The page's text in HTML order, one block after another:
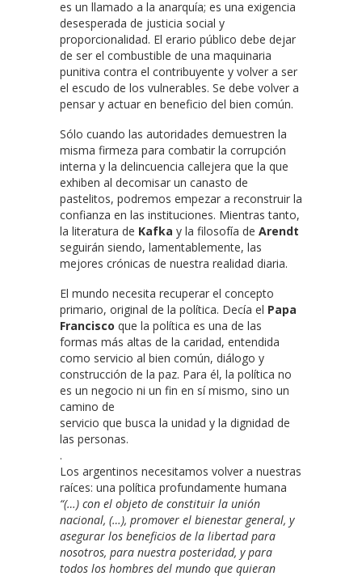
es un llamado a la anarquía; es una exigencia
desesperada de justicia social y
proporcionalidad. El erario público debe dejar
de ser el combustible de una maquinaria
punitiva contra el contribuyente y volver a ser
el escudo de los vulnerables. Se debe volver a
pensar y actuar en beneficio del bien común.
Sólo cuando las autoridades demuestren la
misma firmeza para combatir la corrupción
interna y la delincuencia callejera que la que
exhiben al decomisar un canasto de
pastelitos, podremos empezar a reconstruir la
confianza en las instituciones. Mientras tanto,
la literatura de Kafka y la filosofía de Arendt
seguirán siendo, lamentablemente, las
mejores crónicas de nuestra realidad diaria.
El mundo necesita recuperar el concepto
primario, original de la política. Decía el Papa
Francisco que la política es una de las
formas más altas de la caridad, entendida
como servicio al bien común, diálogo y
construcción de la paz. Para él, la política no
es un negocio ni un fin en sí mismo, sino un
camino de
servicio que busca la unidad y la dignidad de
las personas.
.
Los argentinos necesitamos volver a nuestras
raíces: una política profundamente humana
“(…) con el objeto de constituir la unión
nacional, (…), promover el bienestar general, y
asegurar los beneficios de la libertad para
nosotros, para nuestra posteridad, y para
todos los hombres del mundo que quieran